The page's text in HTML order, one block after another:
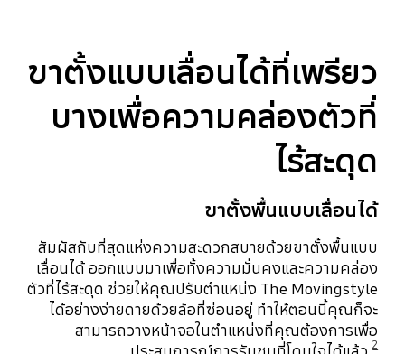
ขาตั้งแบบเลื่อนได้ที่เพรียว
บางเพื่อความคล่องตัวที่
ไร้สะดุด
ขาตั้งพื้นแบบเลื่อนได้
สัมผัสกับที่สุดแห่งความสะดวกสบายด้วยขาตั้งพื้นแบบ
เลื่อนได้ ออกแบบมาเพื่อทั้งความมั่นคงและความคล่อง
ตัวที่ไร้สะดุด ช่วยให้คุณปรับตำแหน่ง The Movingstyle
ได้อย่างง่ายดายด้วยล้อที่ซ่อนอยู่ ทำให้ตอนนี้คุณก็จะ
สามารถวางหน้าจอในตำแหน่งที่คุณต้องการเพื่อ
2